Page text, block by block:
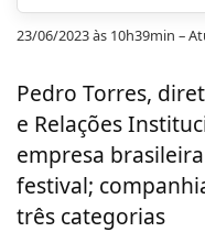
23/06/2023 às 10h39min –
Pedro Torres,
e Relações
empresa
festival;
três categorias